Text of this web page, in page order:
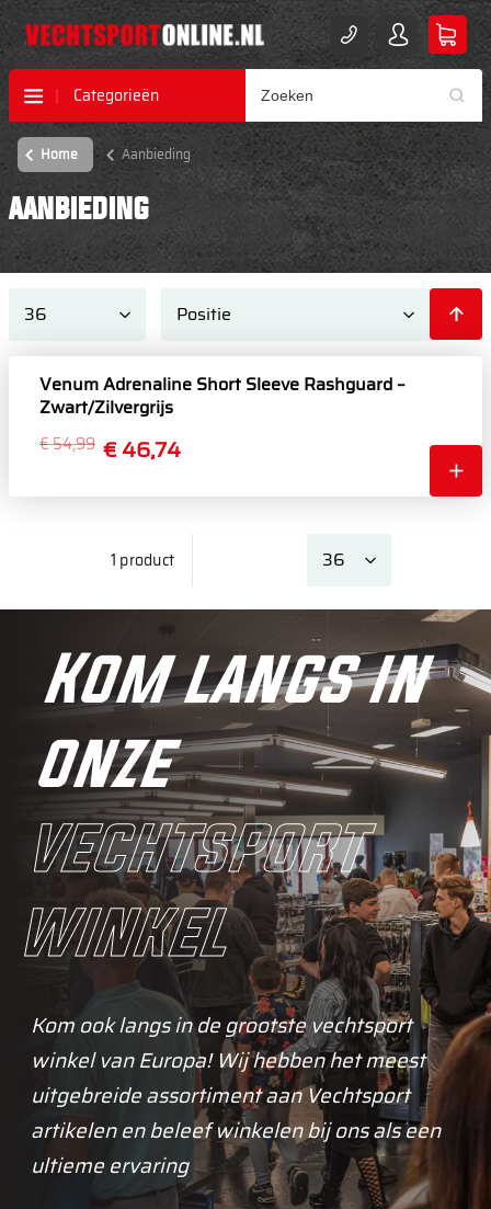
Categorieën
Home Aanbieding
AANBIEDING
Venum Adrenaline Short Sleeve Rashguard –
Zwart/Zilvergrijs
€ 46,74
€ 54,99
1 product
Kom langs in
onze
vechtsport
winkel
Kom ook langs in de grootste vechtsport
winkel van Europa! Wij hebben het meest
uitgebreide assortiment aan Vechtsport
artikelen en beleef winkelen bij ons als een
ultieme ervaring